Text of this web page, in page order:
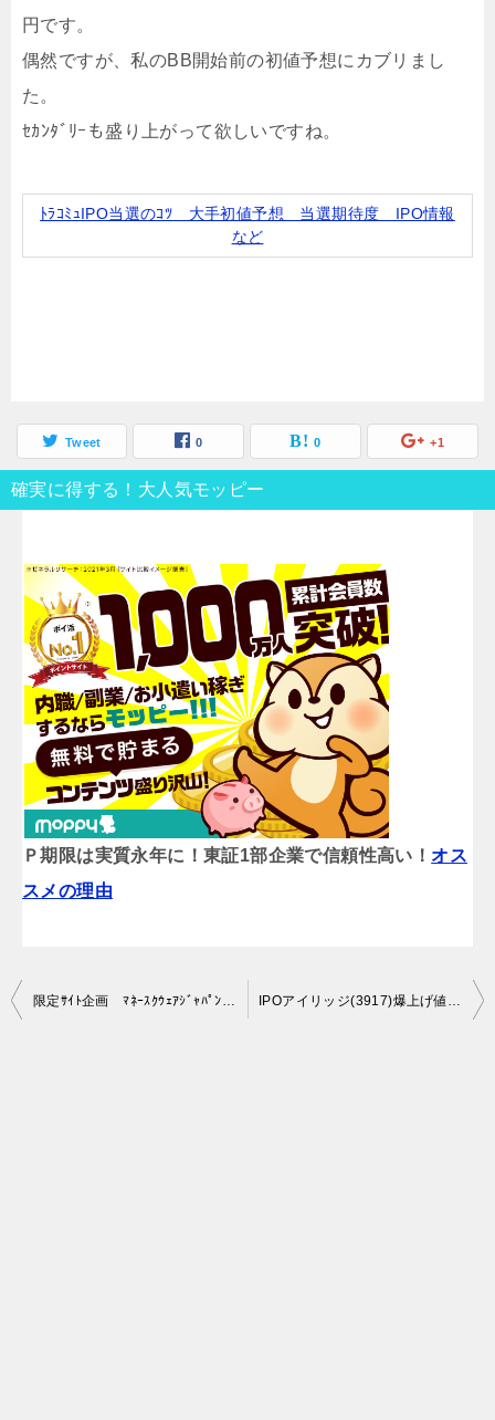
円です。
偶然ですが、私のBB開始前の初値予想にカブリまし
た。
ｾｶﾝﾀﾞﾘｰも盛り上がって欲しいですね。
ﾄﾗｺﾐｭIPO当選のｺﾂ 大手初値予想 当選期待度 IPO情報
など
Tweet 0 0 +1
確実に得する！大人気モッピー
Ｐ期限は実質永年に！東証1部企業で信頼性高い！オス
スメの理由
投
限定ｻｲﾄ企画 ﾏﾈｰｽｸｳｪｱｼﾞｬﾊﾟﾝ口座開設15,000円分も楽天P貰える。リスク700円で済みました IPOアイリッジ(3917)爆上げ値付かず 上場2日目の初値予想は5000円ですって